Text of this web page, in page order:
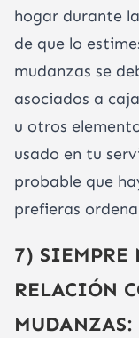
hogar durante
de que lo
mudanzas se
asociados a
u otros
usado en tu
probable que
prefieras
7) SIEMPRE
RELACIÓN
MUDANZAS: